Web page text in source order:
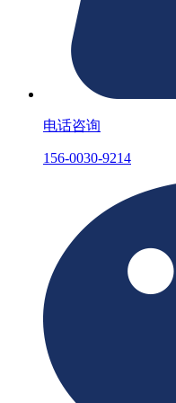
电话咨询
156-0030-9214